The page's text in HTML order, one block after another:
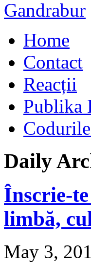
Home
Contact
Reacții
Publika
Daily
Înscrie-
limbă,
May 3,